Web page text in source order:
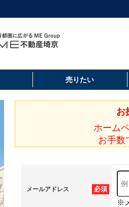
売りたい
お
ホーム
お手数
必須
メールアドレス
※